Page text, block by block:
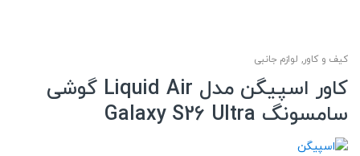
کیف و کاور, لوازم جانبی
کاور اسپیگن مدل Liquid Air گوشی
سامسونگ Galaxy S26 Ultra